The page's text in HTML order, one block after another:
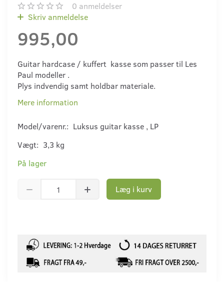
0 anmeldelser
Skriv anmeldelse
995,00
Guitar hardcase / kuffert kasse som passer til Les
Paul modeller .
Plys indvendig samt holdbar materiale.
Mere information
Model/varenr.: Luksus guitar kasse , LP
Vægt: 3,3 kg
På lager
Læg i kurv